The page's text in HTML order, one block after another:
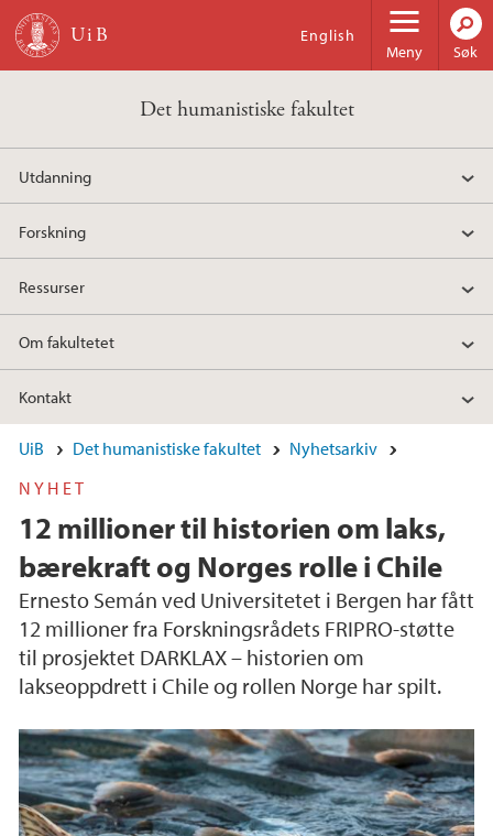
Hopp til hovedinnhold
Meny
English
Søk
Det humanistiske fakultet
Utdanning
Forskning
Ressurser
Om fakultetet
Kontakt
UiB Det humanistiske fakultet
Nyhetsarkiv
NYHET
12 millioner til historien om laks,
bærekraft og Norges rolle i Chile
Ernesto Semán ved Universitetet i Bergen har fått
12 millioner fra Forskningsrådets FRIPRO-støtte
til prosjektet DARKLAX – historien om
lakseoppdrett i Chile og rollen Norge har spilt.